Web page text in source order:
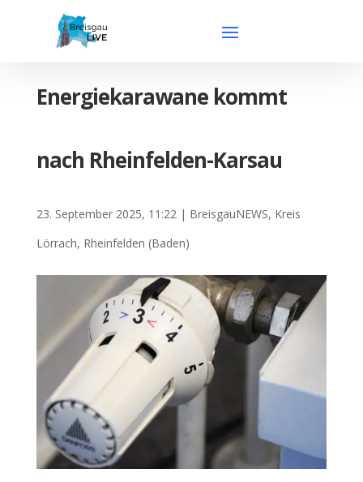
Energiekarawane kommt
nach Rheinfelden-Karsau
23. September 2025, 11:22| BreisgauNEWS, Kreis
Lörrach, Rheinfelden (Baden)